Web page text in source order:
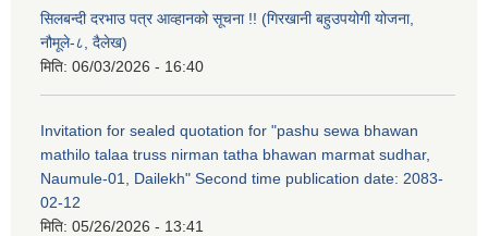
सिलबन्दी दरभाउ पत्र आव्हानको सूचना !! (गिरखानी बहुउपयोगी योजना,
नौमूले-८, दैलेख)
मिति: 06/03/2026 - 16:40
Invitation for sealed quotation for "pashu sewa bhawan
mathilo talaa truss nirman tatha bhawan marmat sudhar,
Naumule-01, Dailekh" Second time publication date: 2083-
02-12
मिति: 05/26/2026 - 13:41